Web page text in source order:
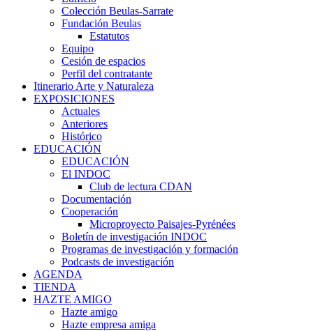
Colección Beulas-Sarrate
Fundación Beulas
Estatutos
Equipo
Cesión de espacios
Perfil del contratante
Itinerario Arte y Naturaleza
EXPOSICIONES
Actuales
Anteriores
Histórico
EDUCACIÓN
EDUCACIÓN
El INDOC
Club de lectura CDAN
Documentación
Cooperación
Microproyecto Paisajes-Pyrénées
Boletín de investigación INDOC
Programas de investigación y formación
Podcasts de investigación
AGENDA
TIENDA
HAZTE AMIGO
Hazte amigo
Hazte empresa amiga